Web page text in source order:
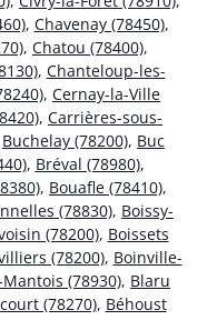
, Chavenay (78450),
, Chatou (78400),
, Chanteloup-les-
, Cernay-la-Ville
, Carrières-sous-
Buchelay (78200), Buc
, Bréval (78980),
, Bouafle (78410),
(78830), Boissy-
(78200), Boissets
(78200), Boinville-
(78930), Blaru
(78270), Béhoust